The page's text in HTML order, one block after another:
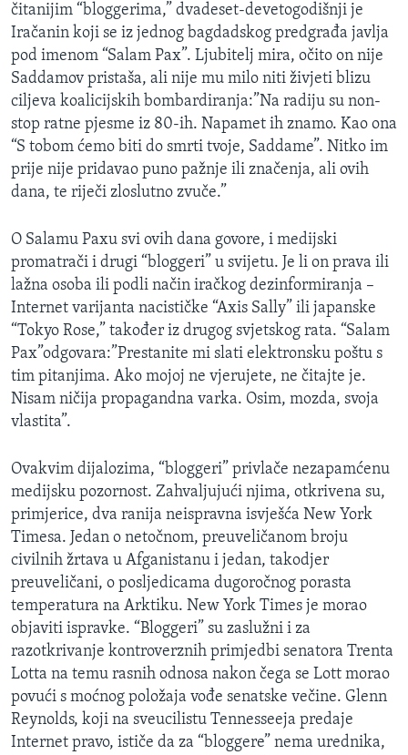
čitanijim “bloggerima,” dvadeset-devetogodišnji je
Iračanin koji se iz jednog bagdadskog predgrađa javlja
pod imenom “Salam Pax”. Ljubitelj mira, očito on nije
Saddamov pristaša, ali nije mu milo niti živjeti blizu
ciljeva koalicijskih bombardiranja:”Na radiju su non-
stop ratne pjesme iz 80-ih. Napamet ih znamo. Kao ona
“S tobom ćemo biti do smrti tvoje, Saddame”. Nitko im
prije nije pridavao puno pažnje ili značenja, ali ovih
dana, te riječi zloslutno zvuče.”
O Salamu Paxu svi ovih dana govore, i medijski
promatrači i drugi “bloggeri” u svijetu. Je li on prava ili
lažna osoba ili podli način iračkog dezinformiranja –
Internet varijanta nacističke “Axis Sally” ili japanske
“Tokyo Rose,” također iz drugog svjetskog rata. “Salam
Pax”odgovara:”Prestanite mi slati elektronsku poštu s
tim pitanjima. Ako mojoj ne vjerujete, ne čitajte je.
Nisam ničija propagandna varka. Osim, mozda, svoja
vlastita”.
Ovakvim dijalozima, “bloggeri” privlače nezapamćenu
medijsku pozornost. Zahvaljujući njima, otkrivena su,
primjerice, dva ranija neispravna isvješća New York
Timesa. Jedan o netočnom, preuveličanom broju
civilnih žrtava u Afganistanu i jedan, takodjer
preuveličani, o posljedicama dugoročnog porasta
temperatura na Arktiku. New York Times je morao
objaviti ispravke. “Bloggeri” su zaslužni i za
razotkrivanje kontroverznih primjedbi senatora Trenta
Lotta na temu rasnih odnosa nakon čega se Lott morao
povući s moćnog položaja vođe senatske večine. Glenn
Reynolds, koji na sveucilistu Tennesseeja predaje
Internet pravo, ističe da za “bloggere” nema urednika,